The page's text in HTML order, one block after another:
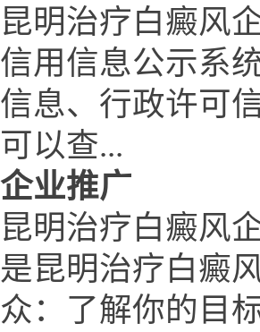
昆明治疗白癜风
信用信息公示系
信息、行政许可
可以查...
企业推广
昆明治疗白癜风
是昆明治疗白癜
众：了解你的目